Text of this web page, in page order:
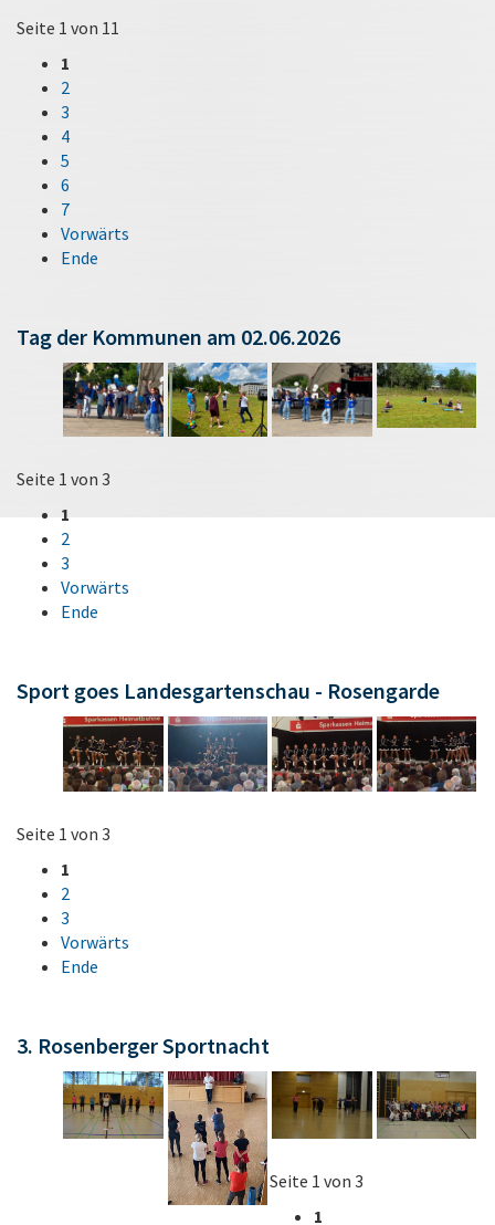
Seite 1 von 11
1
2
3
4
5
6
7
Vorwärts
Ende
Tag der Kommunen am 02.06.2026
Seite 1 von 3
1
2
3
Vorwärts
Ende
Sport goes Landesgartenschau - Rosengarde
Seite 1 von 3
1
2
3
Vorwärts
Ende
3. Rosenberger Sportnacht
Seite 1 von 3
1